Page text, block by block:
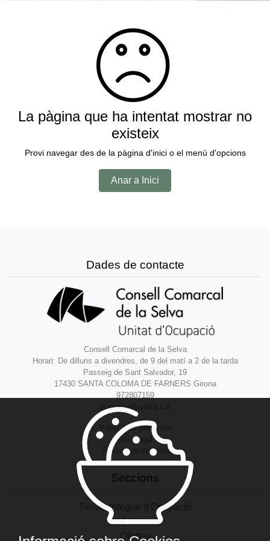
La pàgina que ha intentat mostrar no
existeix
Provi navegar des de la pàgina d'inici o el menú d'opcions
Anar a Inici
Dades de contacte
Consell Comarcal de la Selva
Horari: De dilluns a divendres, de 9 del matí a 2 de la tarda
Passeig de Sant Salvador, 19
17430 SANTA COLOMA DE FARNERS Girona
972807159
ocupacio@selva.cat
Política de privacitat
Avís legal
Política de cookies
Seccions
Servei Integral d'Ocupació
Sol·licitants
Ofertes